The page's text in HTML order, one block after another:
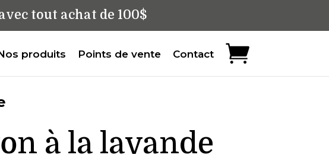
tout achat de 100$
produits Points de vente Contact
à la lavande